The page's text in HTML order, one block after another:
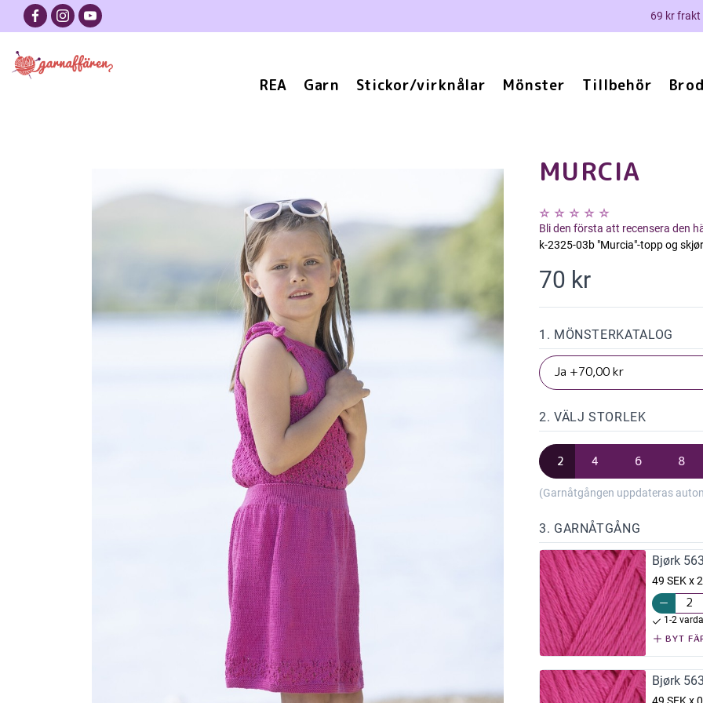
69 kr
REA Garn Stickor/virknålar Mönster Tillbehör
MURCIA
Bli den första att recensera den
k-2325-03b "Murcia"-topp og
70 kr
1. MÖNSTERKATALOG
2. VÄLJ STORLEK
2 4 6 8
(Garnåtgången uppdateras
3. GARNÅTGÅNG
Bjørk 563
49 SEK x 2
1-2
BYT
Bjørk 563
49 SEK x 0